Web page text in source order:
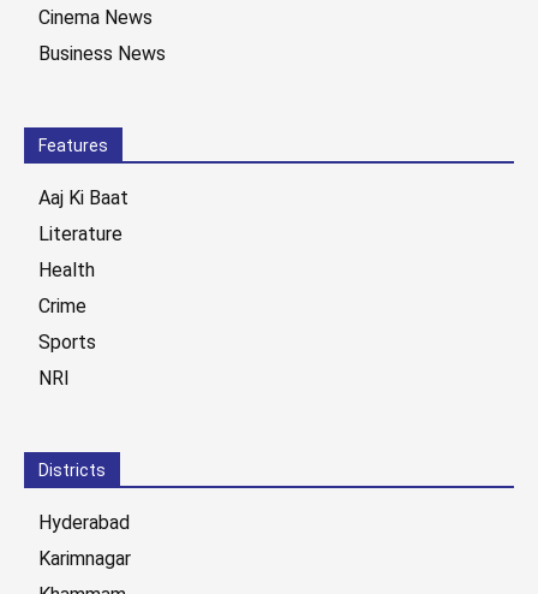
Cinema News
Business News
Features
Aaj Ki Baat
Literature
Health
Crime
Sports
NRI
Districts
Hyderabad
Karimnagar